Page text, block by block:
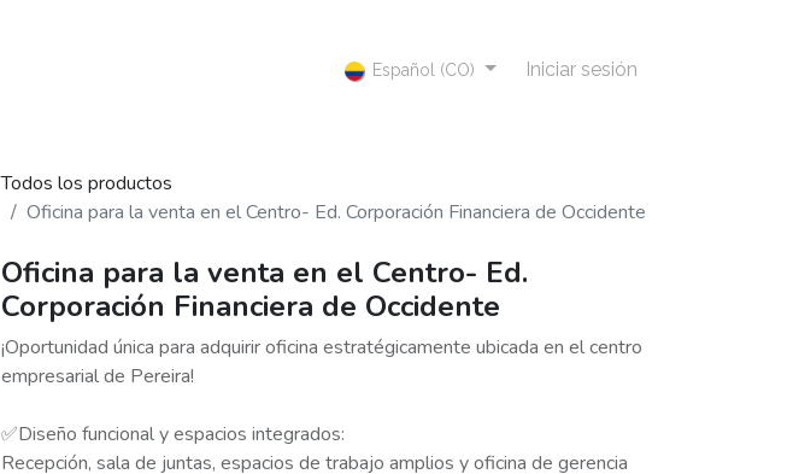
Español (CO) Iniciar sesión
Todos los productos
Oficina para la venta en el Centro- Ed. Corporación Financiera de Occidente
Oficina para la venta en el Centro- Ed.
Corporación Financiera de Occidente
¡Oportunidad única para adquirir oficina estratégicamente ubicada en el centro
empresarial de Pereira!
✅Diseño funcional y espacios integrados:
Recepción, sala de juntas, espacios de trabajo amplios y oficina de gerencia